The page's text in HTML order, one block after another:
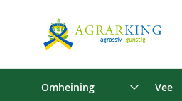
Omheining Vee